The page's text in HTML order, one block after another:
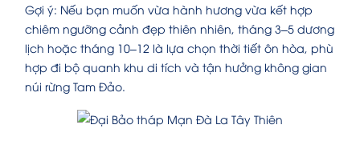
Gợi ý: Nếu bạn muốn vừa hành hương vừa kết hợp
chiêm ngưỡng cảnh đẹp thiên nhiên, tháng 3–5 dương
lịch hoặc tháng 10–12 là lựa chọn thời tiết ôn hòa, phù
hợp đi bộ quanh khu di tích và tận hưởng không gian
núi rừng Tam Đảo.